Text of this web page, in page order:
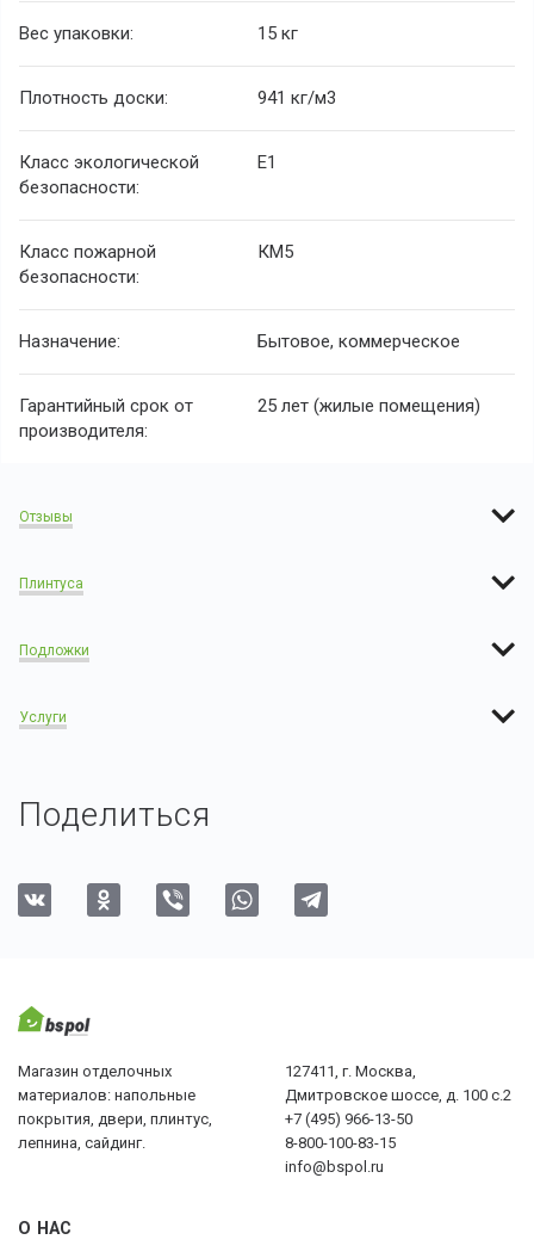
Вес упаковки: 15 кг
Плотность доски: 941 кг/м3
Класс экологической
безопасности:
E1
Класс пожарной
безопасности:
КМ5
Назначение: Бытовое, коммерческое
Гарантийный срок от
производителя:
25 лет (жилые помещения)
Отзывы
Плинтуса
Подложки
Услуги
Поделиться
Магазин отделочных
материалов: напольные
покрытия, двери, плинтус,
лепнина, сайдинг.
127411, г. Москва,
Дмитровское шоссе, д. 100 с.2
+7 (495) 966-13-50
8-800-100-83-15
info@bspol.ru
О НАС